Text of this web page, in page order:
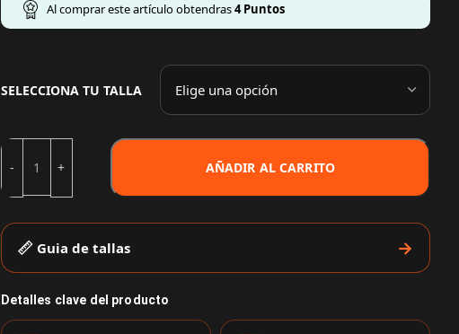
Al comprar este artículo obtendras4Puntos
SELECCIONA TU TALLA
AÑADIR AL CARRITO
Guia de tallas
Detalles clave del producto